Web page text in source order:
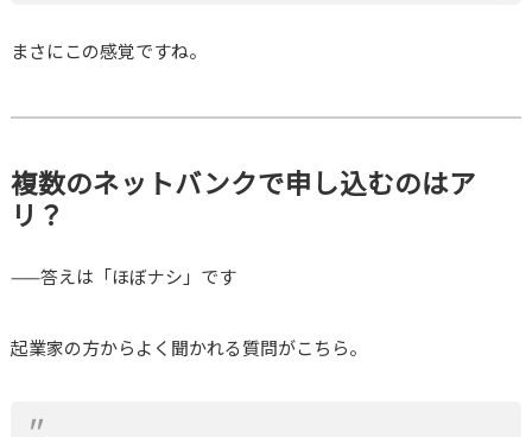
まさにこの感覚ですね。
複数のネットバンクで申し込むのはア
リ？
——答えは「ほぼナシ」です
起業家の方からよく聞かれる質問がこちら。